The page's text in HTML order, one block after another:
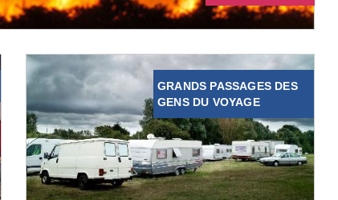
GRANDS PASSAGES DES
GENS DU VOYAGE